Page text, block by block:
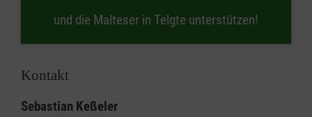
und die Malteser in Telgte unterstützen!
Kontakt
Sebastian Keßeler